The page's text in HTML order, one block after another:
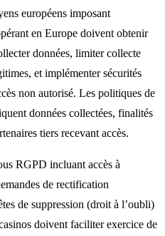
européens imposant
en Europe doivent obtenir
données, limiter collecte
et implémenter sécurités
non autorisé. Les politiques de
données collectées, finalités
tiers recevant accès.
RGPD incluant accès à
de rectification
de suppression (droit à l’oubli)
doivent faciliter exercice de